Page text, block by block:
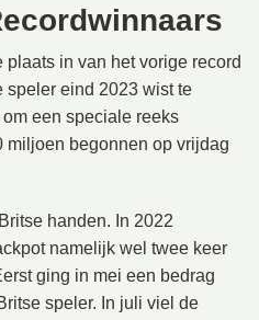
in van het vorige record
speler eind 2023 wist te
een speciale reeks
miljoen begonnen op vrijdag
handen. In 2022
namelijk wel twee keer
ging in mei een bedrag
speler. In juli viel de